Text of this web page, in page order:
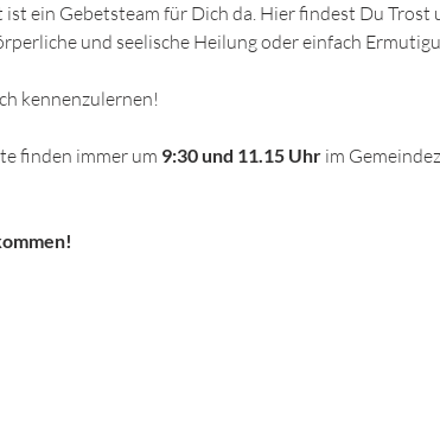
ein Gebetsteam für Dich da. Hier findest Du Trost
und seelische Heilung oder einfach
kennenzulernen!
finden immer um 9:30 und 11.15 Uhr im